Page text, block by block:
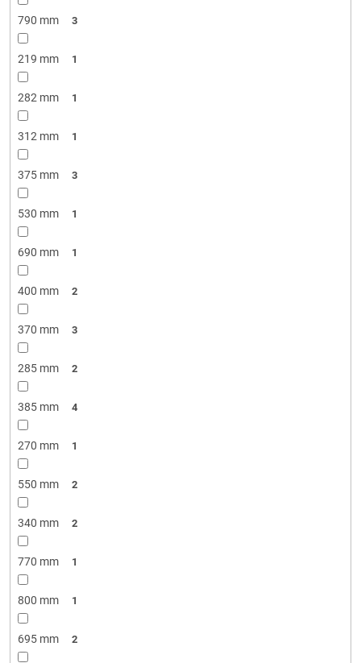
790 mm 3
219 mm 1
282 mm 1
312 mm 1
375 mm 3
530 mm 1
690 mm 1
400 mm 2
370 mm 3
285 mm 2
385 mm 4
270 mm 1
550 mm 2
340 mm 2
770 mm 1
800 mm 1
695 mm 2